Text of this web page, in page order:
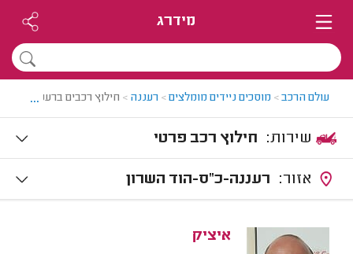
מידרג
עולם הרכב> מוסכים ניידים מומלצים> רעננה > חילוץ רכבים ברעננה
...
חילוץ רכב פרטי
רעננה-כ"ס-הוד השרון
איציק